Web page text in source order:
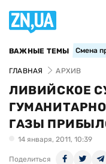
ВАЖНЫЕ ТЕМЫ Смена
ГЛАВНАЯ АРХИВ
ЛИВИЙСКОЕ
ГАЗЫ
14 января, 2011, 10:39
Поделиться